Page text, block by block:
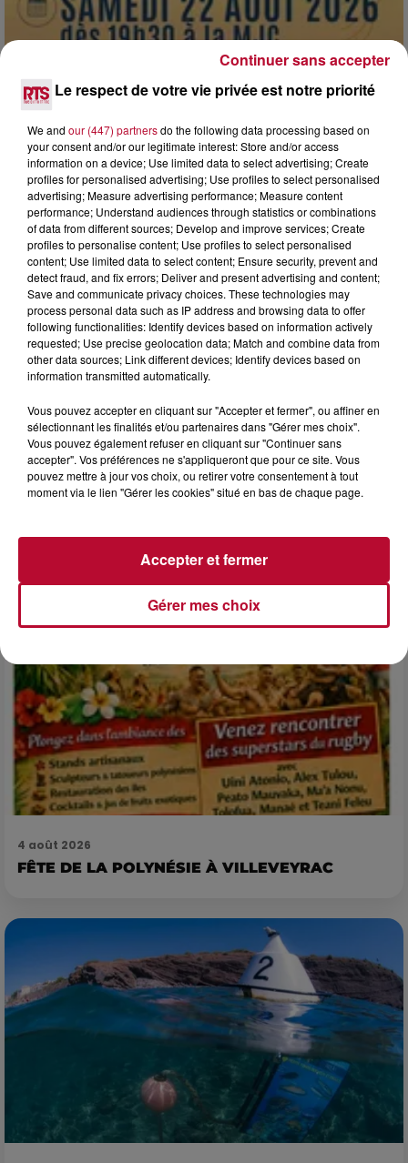
DINER CONCERT À LA MJC DE MARSEILLAN
6 août 2026
NÎMES : « LE RÊVE DU GLADIATEUR » INVESTIT
LES ARÈNES CES 3...
4 août 2026
FÊTE DE LA POLYNÉSIE À VILLEVEYRAC
Le respect de votre vie privée est notre priorité
We and our (447) partnersdo the following data processing based on
your consent and/or our legitimate interest: Store and/or access
information on a device; Use limited data to select advertising; Create
profiles for personalised advertising; Use profiles to select personalised
advertising; Measure advertising performance; Measure content
performance; Understand audiences through statistics or combinations
of data from different sources; Develop and improve services; Create
profiles to personalise content; Use profiles to select personalised
content; Use limited data to select content; Ensure security, prevent and
detect fraud, and fix errors; Deliver and present advertising and content;
Save and communicate privacy choices. These technologies may
process personal data such as IP address and browsing data to offer
following functionalities: Identify devices based on information actively
requested; Use precise geolocation data; Match and combine data from
other data sources; Link different devices; Identify devices based on
information transmitted automatically.
Vous pouvez accepter en cliquant sur "Accepter et fermer", ou affiner en
sélectionnant les finalités et/ou partenaires dans "Gérer mes choix".
Vous pouvez également refuser en cliquant sur "Continuer sans
accepter". Vos préférences ne s'appliqueront que pour ce site. Vous
pouvez mettre à jour vos choix, ou retirer votre consentement à tout
moment via le lien "Gérer les cookies" situé en bas de chaque page.
Gérer mes choix
Accepter et fermer
Continuer sans accepter